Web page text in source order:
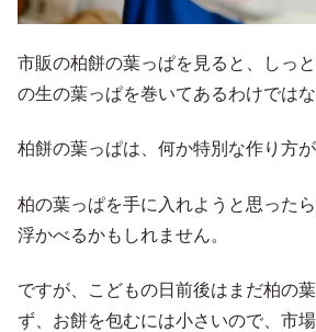
市販の柏餅の葉っぱを見ると、しっ
の生の葉っぱを巻いてあるわけでは
柏餅の葉っぱは、何か特別な作り方
柏の葉っぱを手に入れようと思った
浮かべるかもしれません。
ですが、こどもの日前後はまだ柏の
ず、お餅を包むには小さいので、市